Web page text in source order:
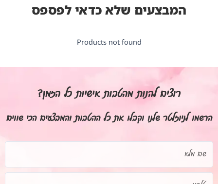
המבצעים שלא כדאי לפספס
Products not found
רוצים להנות מהטבות אישיות כל הזמן?
הרשמו לניוזלטר שלנו וקבלו את כל ההטבות והמבצעים הכי שווים
מלא